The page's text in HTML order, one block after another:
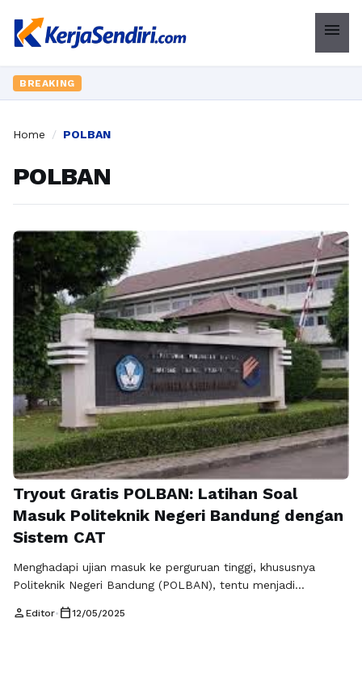
menu
BREAKING
Home / POLBAN
POLBAN
Tryout Gratis POLBAN: Latihan Soal
Masuk Politeknik Negeri Bandung dengan
Sistem CAT
Menghadapi ujian masuk ke perguruan tinggi, khususnya
Politeknik Negeri Bandung (POLBAN), tentu menjadi
mempersiapkan diri dan memaksimalkan peluang lulus,
person Editor• calendar_today12/05/2025